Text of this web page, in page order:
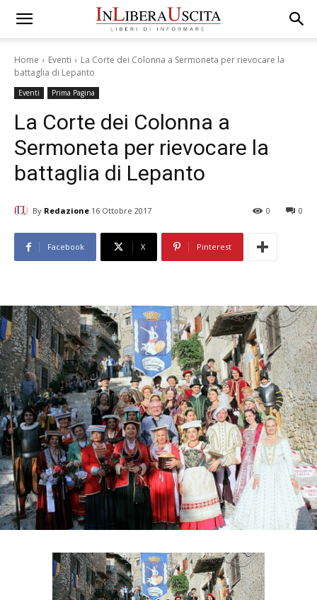
Home Eventi
La Corte dei Colonna a Sermoneta per rievocare la
battaglia di Lepanto
Eventi Prima Pagina
La Corte dei Colonna a
Sermoneta per rievocare la
battaglia di Lepanto
By Redazione 16 Ottobre 2017 0
0
Facebook X Pinterest